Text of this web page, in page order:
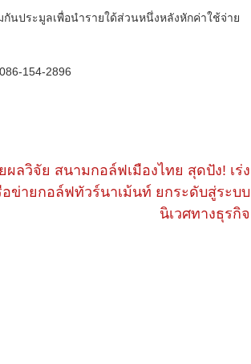
นประมูลเพื่อนำรายใด้ส่วนหนึ่งหลังหักค่าใช้จ่าย
154-2896
ยผลวิจัย สนามกอล์ฟเมืองไทย สุดปัง! เร่ง
อข่ายกอล์ฟทัวร์นาเม้นท์ ยกระดับสู่ระบบ
นิเวศทางธุรกิจ